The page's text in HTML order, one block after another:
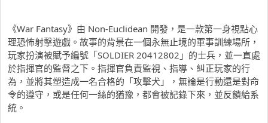
《War Fantasy》由 Non-Euclidean 開發，是一款第一身視點心
理恐怖射擊遊戲。故事的背景在一個永無止境的軍事訓練場所，
玩家扮演被賦予編號「SOLDIER 20412802」的士兵，並一直處
於指揮官的監督之下。指揮官負責監視、指導、糾正玩家的行
為，並將其塑造成一名合格的「攻擊犬」，無論是行動還是對命
令的遵守，或是任何一絲的猶豫，都會被記錄下來，並反饋給系
統。